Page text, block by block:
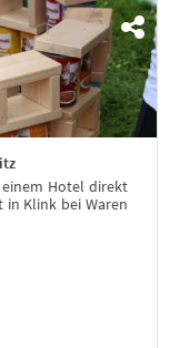
Hotel direkt
in Klink bei Waren